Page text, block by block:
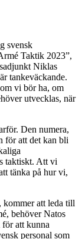
svensk
Taktik 2023”,
Niklas
tankeväckande.
vi bör ha, om
utvecklas, när
Den numera,
för att det kan bli
taktiskt. Att vi
tänka på hur vi,
kommer att leda till
behöver Natos
för att kunna
personal som